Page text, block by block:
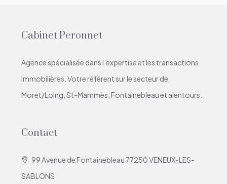
Cabinet Peronnet
Agence spécialisée dans l’expertise et les transactions
immobilières. Votre référent sur le secteur de
Moret/Loing, St-Mammès, Fontainebleau et alentours.
Contact
99 Avenue de Fontainebleau 77250 VENEUX-LES-
SABLONS